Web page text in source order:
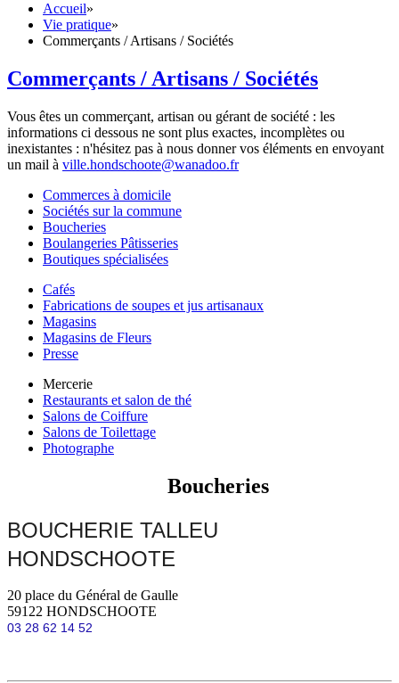
Accueil»
Vie pratique»
Commerçants / Artisans / Sociétés
Commerçants / Artisans / Sociétés
Vous êtes un commerçant, artisan ou gérant de société : les
informations ci dessous ne sont plus exactes, incomplètes ou
inexistantes : n'hésitez pas à nous donner vos éléments en envoyant
un mail à ville.hondschoote@wanadoo.fr
Commerces à domicile
Sociétés sur la commune
Boucheries
Boulangeries Pâtisseries
Boutiques spécialisées
Cafés
Fabrications de soupes et jus artisanaux
Magasins
Magasins de Fleurs
Presse
Mercerie
Restaurants et salon de thé
Salons de Coiffure
Salons de Toilettage
Photographe
Boucheries
BOUCHERIE TALLEU
HONDSCHOOTE
20 place du Général de Gaulle
59122 HONDSCHOOTE
03 28 62 14 52